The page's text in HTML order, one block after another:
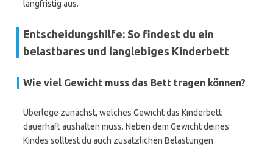
langfristig aus.
Entscheidungshilfe: So findest du ein
belastbares und langlebiges Kinderbett
Wie viel Gewicht muss das Bett tragen können?
Überlege zunächst, welches Gewicht das Kinderbett
dauerhaft aushalten muss. Neben dem Gewicht deines
Kindes solltest du auch zusätzlichen Belastungen